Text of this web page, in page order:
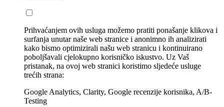
Prihvaćanjem ovih usluga možemo pratiti ponašanje klikova i
surfanja unutar naše web stranice i anonimno ih analizirati
kako bismo optimizirali našu web stranicu i kontinuirano
poboljšavali cjelokupno korisničko iskustvo. Uz Vaš
pristanak, na ovoj web stranici koristimo sljedeće usluge
trećih strana:
Google Analytics, Clarity, Google recenzije korisnika, A/B-
Testing